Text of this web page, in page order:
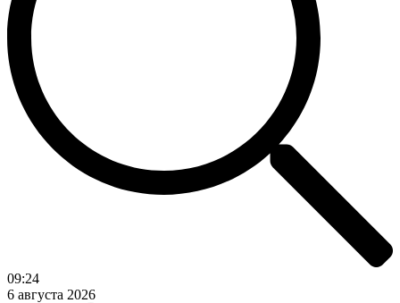
09:24
6 августа 2026